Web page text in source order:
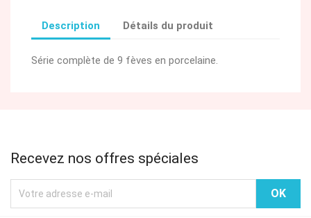
Description Détails du produit
Série complète de 9 fèves en porcelaine.
Recevez nos offres spéciales